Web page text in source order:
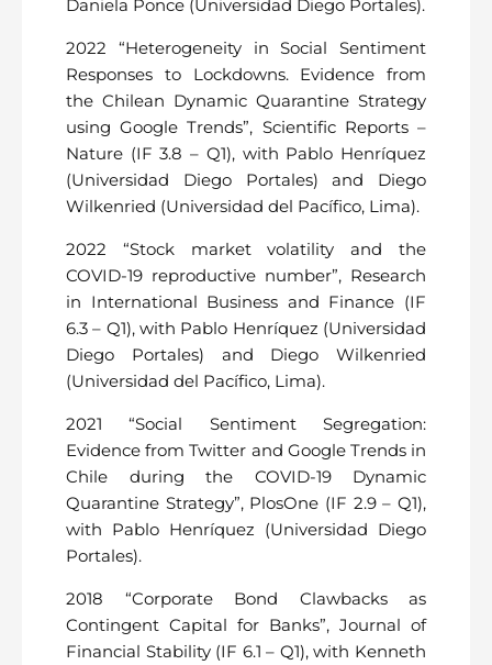
Daniela Ponce (Universidad Diego Portales).
2022 “Heterogeneity in Social Sentiment
Responses to Lockdowns. Evidence from
the Chilean Dynamic Quarantine Strategy
using Google Trends”, Scientific Reports –
Nature (IF 3.8 – Q1), with Pablo Henríquez
(Universidad Diego Portales) and Diego
Wilkenried (Universidad del Pacífico, Lima).
2022 “Stock market volatility and the
COVID-19 reproductive number”, Research
in International Business and Finance (IF
6.3 – Q1), with Pablo Henríquez (Universidad
Diego Portales) and Diego Wilkenried
(Universidad del Pacífico, Lima).
2021 “Social Sentiment Segregation:
Evidence from Twitter and Google Trends in
Chile during the COVID-19 Dynamic
Quarantine Strategy”, PlosOne (IF 2.9 – Q1),
with Pablo Henríquez (Universidad Diego
Portales).
2018 “Corporate Bond Clawbacks as
Contingent Capital for Banks”, Journal of
Financial Stability (IF 6.1 – Q1), with Kenneth